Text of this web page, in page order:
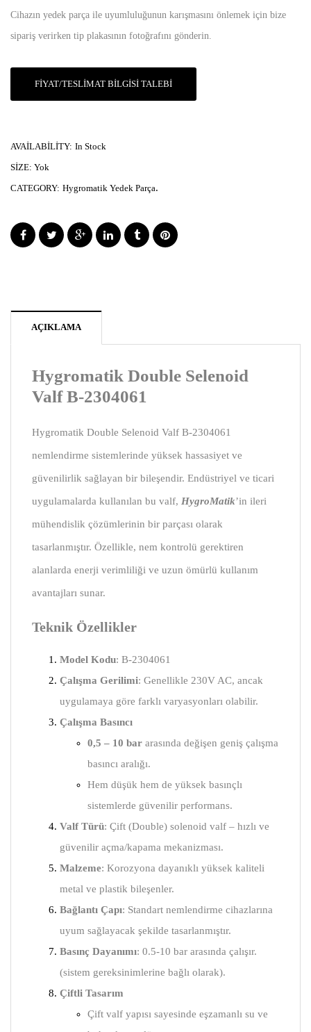
Cihazın yedek parça ile uyumluluğunun karışmasını önlemek için bize
sipariş verirken tip plakasının fotoğrafını gönderin.
FIYAT/TESLIMAT BILGISI TALEBI
AVAILABILITY: In Stock
SIZE: Yok
CATEGORY: Hygromatik Yedek Parça.
AÇIKLAMA
Hygromatik Double Selenoid
Valf B-2304061
Hygromatik Double Selenoid Valf B-2304061
nemlendirme sistemlerinde yüksek hassasiyet ve
güvenilirlik sağlayan bir bileşendir. Endüstriyel ve ticari
uygulamalarda kullanılan bu valf, HygroMatik’in ileri
mühendislik çözümlerinin bir parçası olarak
tasarlanmıştır. Özellikle, nem kontrolü gerektiren
alanlarda enerji verimliliği ve uzun ömürlü kullanım
avantajları sunar.
Teknik Özellikler
Model Kodu: B-2304061
Çalışma Gerilimi: Genellikle 230V AC, ancak
uygulamaya göre farklı varyasyonları olabilir.
Çalışma Basıncı
0,5 – 10 bar arasında değişen geniş çalışma
basıncı aralığı.
Hem düşük hem de yüksek basınçlı
sistemlerde güvenilir performans.
Valf Türü: Çift (Double) solenoid valf – hızlı ve
güvenilir açma/kapama mekanizması.
Malzeme: Korozyona dayanıklı yüksek kaliteli
metal ve plastik bileşenler.
Bağlantı Çapı: Standart nemlendirme cihazlarına
uyum sağlayacak şekilde tasarlanmıştır.
Basınç Dayanımı: 0.5-10 bar arasında çalışır.
(sistem gereksinimlerine bağlı olarak).
Çiftli Tasarım
Çift valf yapısı sayesinde eşzamanlı su ve